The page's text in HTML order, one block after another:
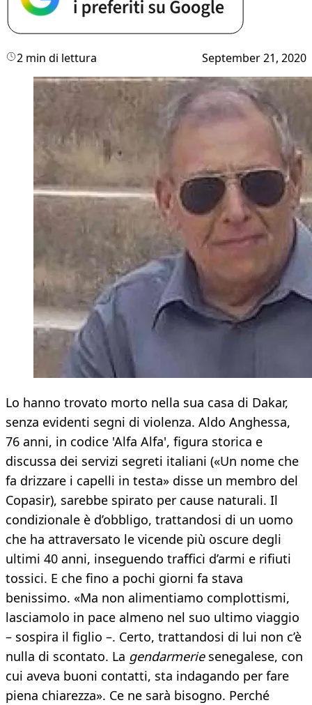
2 min di lettura September 21, 2020
Lo hanno trovato morto nella sua casa di Dakar,
senza evidenti segni di violenza. Aldo Anghessa,
76 anni, in codice 'Alfa Alfa', figura storica e
discussa dei servizi segreti italiani («Un nome che
fa drizzare i capelli in testa» disse un membro del
Copasir), sarebbe spirato per cause naturali. Il
condizionale è d’obbligo, trattandosi di un uomo
che ha attraversato le vicende più oscure degli
ultimi 40 anni, inseguendo traffici d’armi e rifiuti
tossici. E che fino a pochi giorni fa stava
benissimo. «Ma non alimentiamo complottismi,
lasciamolo in pace almeno nel suo ultimo viaggio
– sospira il figlio –. Certo, trattandosi di lui non c’è
nulla di scontato. La gendarmeriesenegalese, con
cui aveva buoni contatti, sta indagando per fare
piena chiarezza». Ce ne sarà bisogno. Perché